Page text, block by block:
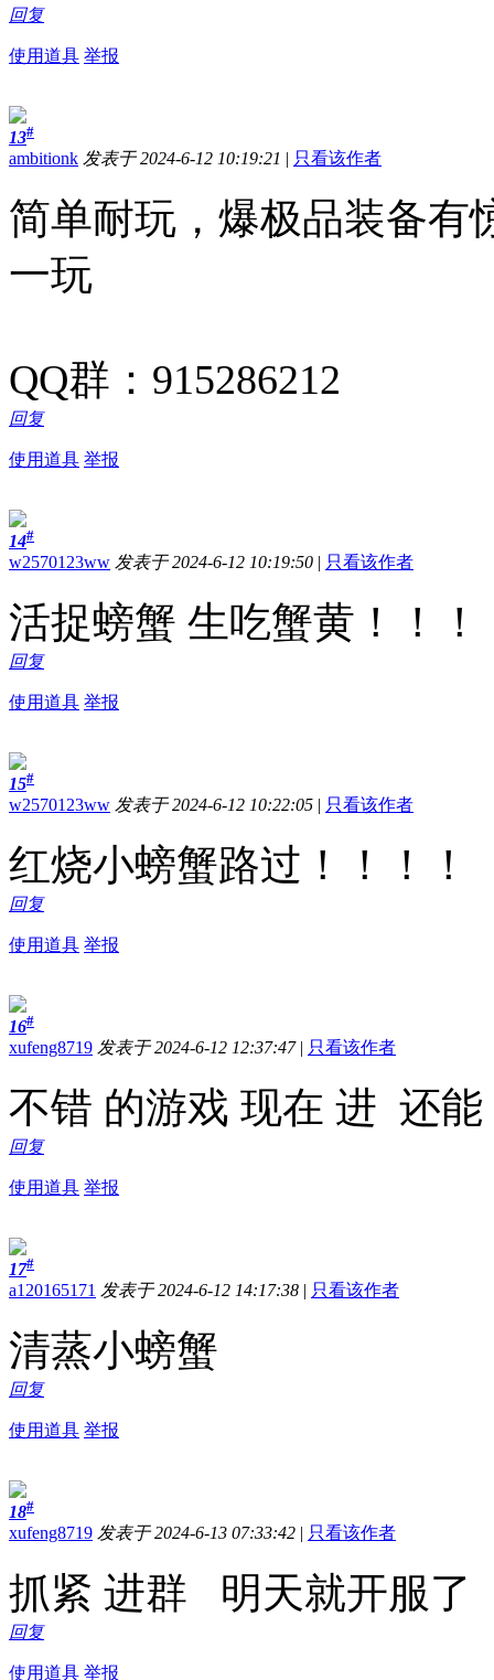
回复
使用道具 举报
13#
ambitionk 发表于 2024-6-12 10:19:21 | 只看该作者
简单耐玩，爆极品装备有
一玩
QQ群：915286212
回复
使用道具 举报
14#
w2570123ww 发表于 2024-6-12 10:19:50 | 只看该作者
活捉螃蟹 生吃蟹黄！！！
回复
使用道具 举报
15#
w2570123ww 发表于 2024-6-12 10:22:05 | 只看该作者
红烧小螃蟹路过！！！！
回复
使用道具 举报
16#
xufeng8719 发表于 2024-6-12 12:37:47 | 只看该作者
不错 的游戏 现在 进 还
回复
使用道具 举报
17#
a120165171 发表于 2024-6-12 14:17:38 | 只看该作者
清蒸小螃蟹
回复
使用道具 举报
18#
xufeng8719 发表于 2024-6-13 07:33:42 | 只看该作者
抓紧 进群 明天就开服了
回复
使用道具 举报